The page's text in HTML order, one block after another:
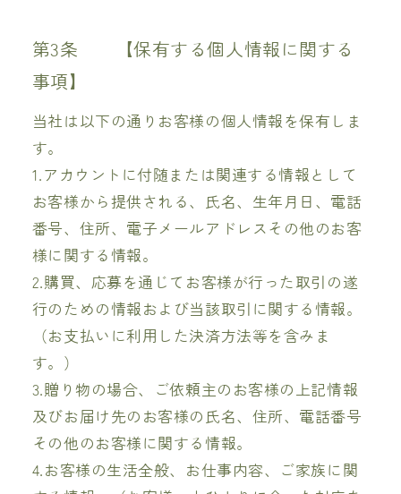
第3条 【保有する個人情報に関する
事項】
当社は以下の通りお客様の個人情報を保有しま
す。
1.アカウントに付随または関連する情報として
お客様から提供される、氏名、生年月日、電話
番号、住所、電子メールアドレスその他のお客
様に関する情報。
2.購買、応募を通じてお客様が行った取引の遂
行のための情報および当該取引に関する情報。
（お支払いに利用した決済方法等を含みま
す。）
3.贈り物の場合、ご依頼主のお客様の上記情報
及びお届け先のお客様の氏名、住所、電話番号
その他のお客様に関する情報。
4.お客様の生活全般、お仕事内容、ご家族に関